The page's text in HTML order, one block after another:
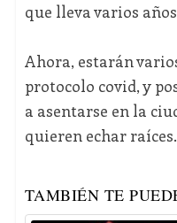
que lleva varios
Ahora, estarán
protocolo covid, y
a asentarse en la
quieren echar raíces.
TAMBIÉN TE